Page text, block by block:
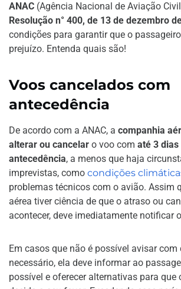
ANAC (Agência Nacional de Aviação
Resolução n° 400, de 13 de dezembro
condições para garantir que o
prejuízo. Entenda quais são!
Voos cancelados com
antecedência
De acordo com a ANAC, a companhia
alterar ou cancelar o voo com até 3
antecedência, a menos que haja
imprevistas, como condições
problemas técnicos com o avião. Assim
aérea tiver ciência de que o atraso ou
acontecer, deve imediatamente notificar
Em casos que não é possível avisar
necessário, ela deve informar ao
possível e oferecer alternativas para que